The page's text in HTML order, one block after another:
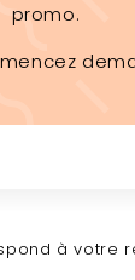
promo.
à votre